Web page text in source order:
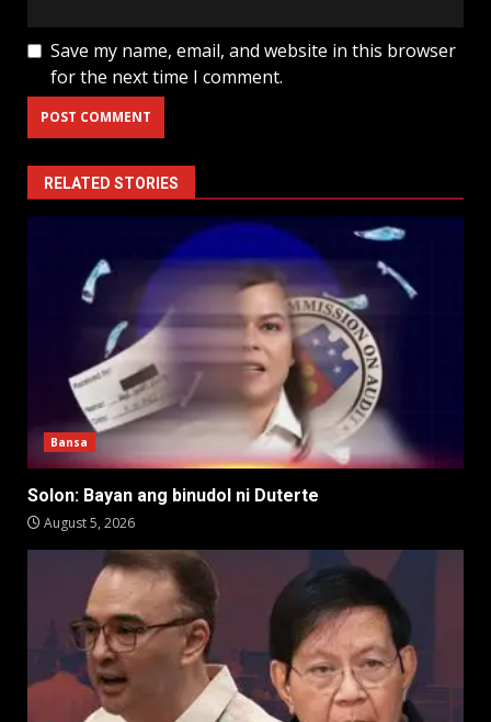
Save my name, email, and website in this browser
for the next time I comment.
RELATED STORIES
Bansa
Solon: Bayan ang binudol ni Duterte
August 5, 2026